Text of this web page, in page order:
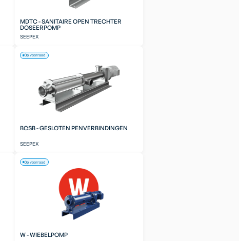
MDTC - SANITAIRE OPEN TRECHTER
DOSEERPOMP
SEEPEX
BCSB - GESLOTEN PENVERBINDINGEN
SEEPEX
Op voorraad
W - WIEBELPOMP
Op voorraad